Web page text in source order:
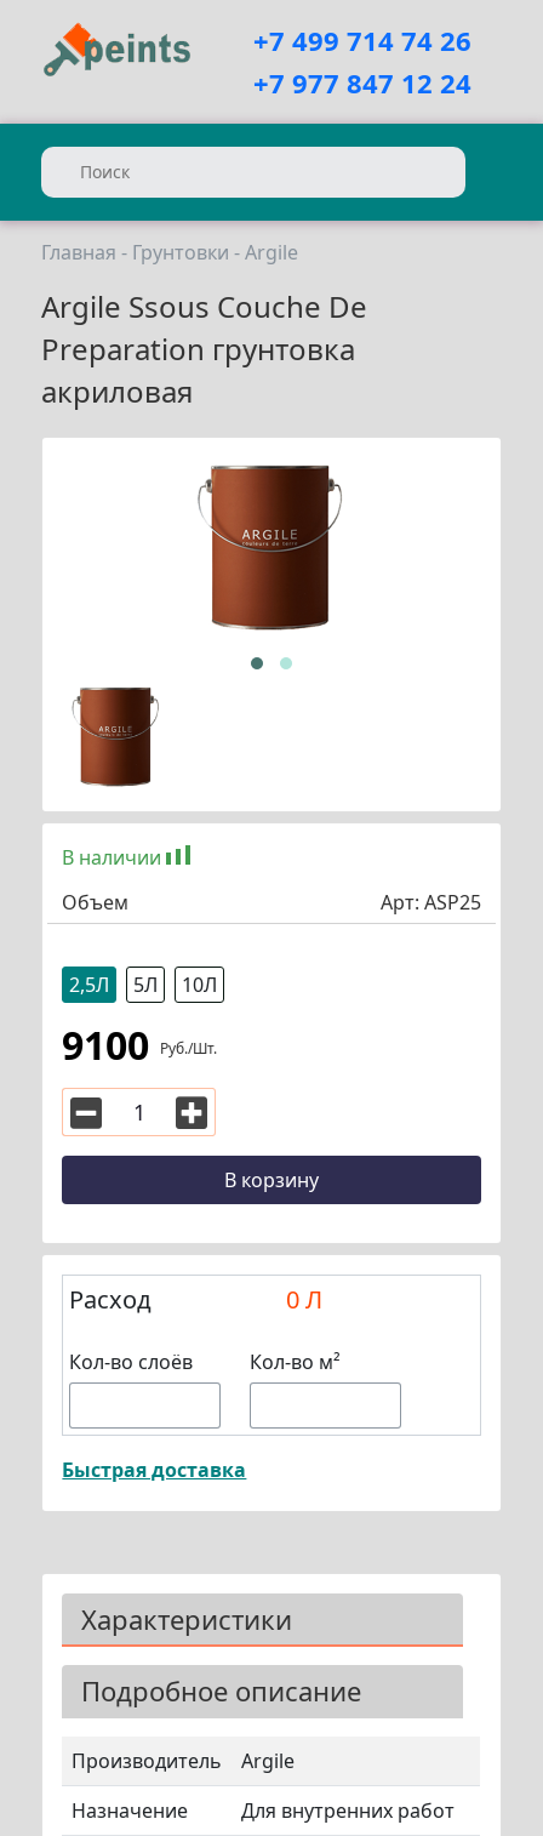
+7 499 714 74 26
+7 977 847 12 24
Главная - Грунтовки - Argile
Argile Ssous Couche De
Preparation грунтовка
акриловая
В наличии
Объем
Арт: ASP25
2,5Л 5Л 10Л
9100 Руб./шт.
В корзину
Расход 0Л
Кол-во слоёв Кол-во м²
Быстрая доставка
Характеристики
Подробное описание
Производитель
Argile
Назначение
Для внутренних работ